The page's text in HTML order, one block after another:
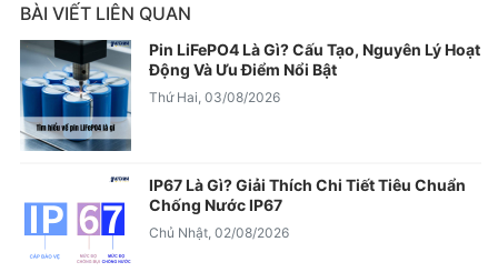
BÀI VIẾT LIÊN QUAN
Pin LiFePO4 Là Gì? Cấu Tạo, Nguyên Lý Hoạt
Động Và Ưu Điểm Nổi Bật
Thứ Hai, 03/08/2026
IP67 Là Gì? Giải Thích Chi Tiết Tiêu Chuẩn
Chống Nước IP67
Chủ Nhật, 02/08/2026